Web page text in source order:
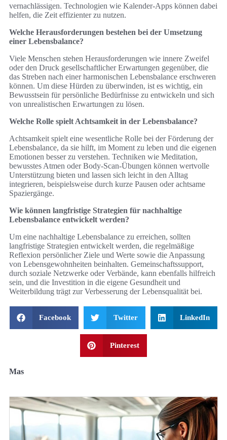
vernachlässigen. Technologien wie Kalender-Apps können dabei
helfen, die Zeit effizienter zu nutzen.
Welche Herausforderungen bestehen bei der Umsetzung
einer Lebensbalance?
Viele Menschen stehen Herausforderungen wie innere Zweifel
oder den Druck gesellschaftlicher Erwartungen gegenüber, die
das Streben nach einer harmonischen Lebensbalance erschweren
können. Um diese Hürden zu überwinden, ist es wichtig, ein
Bewusstsein für persönliche Bedürfnisse zu entwickeln und sich
von unrealistischen Erwartungen zu lösen.
Welche Rolle spielt Achtsamkeit in der Lebensbalance?
Achtsamkeit spielt eine wesentliche Rolle bei der Förderung der
Lebensbalance, da sie hilft, im Moment zu leben und die eigenen
Emotionen besser zu verstehen. Techniken wie Meditation,
bewusstes Atmen oder Body-Scan-Übungen können wertvolle
Unterstützung bieten und lassen sich leicht in den Alltag
integrieren, beispielsweise durch kurze Pausen oder achtsame
Spaziergänge.
Wie können langfristige Strategien für nachhaltige
Lebensbalance entwickelt werden?
Um eine nachhaltige Lebensbalance zu erreichen, sollten
langfristige Strategien entwickelt werden, die regelmäßige
Reflexion persönlicher Ziele und Werte sowie die Anpassung
von Lebensgewohnheiten beinhalten. Gemeinschaftssupport,
durch soziale Netzwerke oder Verbände, kann ebenfalls hilfreich
sein, und die Investition in die eigene Gesundheit und
Weiterbildung trägt zur Verbesserung der Lebensqualität bei.
Facebook Twitter LinkedIn
Pinterest
Mas